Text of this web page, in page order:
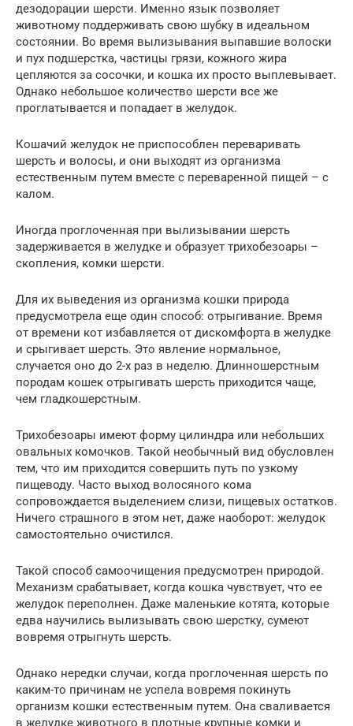
дезодорации шерсти. Именно язык позволяет
животному поддерживать свою шубку в идеальном
состоянии. Во время вылизывания выпавшие волоски
и пух подшерстка, частицы грязи, кожного жира
цепляются за сосочки, и кошка их просто выплевывает.
Однако небольшое количество шерсти все же
проглатывается и попадает в желудок.
Кошачий желудок не приспособлен переваривать
шерсть и волосы, и они выходят из организма
естественным путем вместе с переваренной пищей – с
калом.
Иногда проглоченная при вылизывании шерсть
задерживается в желудке и образует трихобезоары –
скопления, комки шерсти.
Для их выведения из организма кошки природа
предусмотрела еще один способ: отрыгивание. Время
от времени кот избавляется от дискомфорта в желудке
и срыгивает шерсть. Это явление нормальное,
случается оно до 2-х раз в неделю. Длинношерстным
породам кошек отрыгивать шерсть приходится чаще,
чем гладкошерстным.
Трихобезоары имеют форму цилиндра или небольших
овальных комочков. Такой необычный вид обусловлен
тем, что им приходится совершить путь по узкому
пищеводу. Часто выход волосяного кома
сопровождается выделением слизи, пищевых остатков.
Ничего страшного в этом нет, даже наоборот: желудок
самостоятельно очистился.
Такой способ самоочищения предусмотрен природой.
Механизм срабатывает, когда кошка чувствует, что ее
желудок переполнен. Даже маленькие котята, которые
едва научились вылизывать свою шерстку, сумеют
вовремя отрыгнуть шерсть.
Однако нередки случаи, когда проглоченная шерсть по
каким-то причинам не успела вовремя покинуть
организм кошки естественным путем. Она сваливается
в желудке животного в плотные крупные комки и